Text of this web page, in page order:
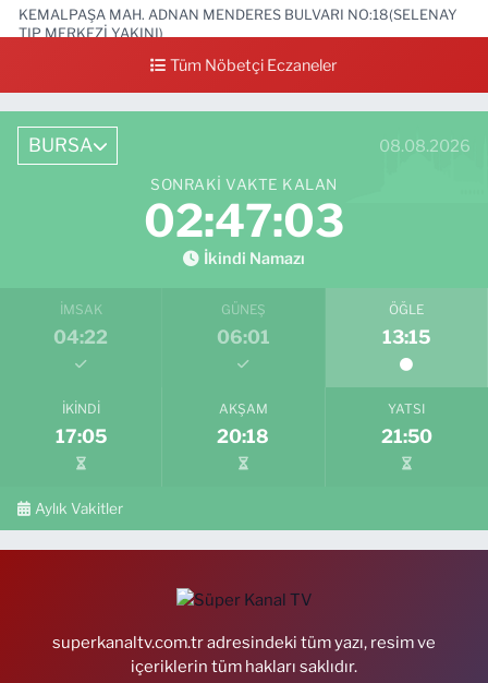
KEMALPAŞA MAH. ADNAN MENDERES BULVARI NO:18(SELENAY
TIP MERKEZİ YAKINI)
0 (224) 711 64 49 Yol Tarifi Al
Tüm Nöbetçi Eczaneler
BURSA 08.08.2026
SONRAKI VAKTE KALAN
02:47:02
İkindi Namazı
İMSAK
04:22
GÜNEŞ
06:01
ÖĞLE
13:15
İKINDI
17:05
AKŞAM
20:18
YATSI
21:50
Aylık Vakitler
superkanaltv.com.tr adresindeki tüm yazı, resim ve
içeriklerin tüm hakları saklıdır.